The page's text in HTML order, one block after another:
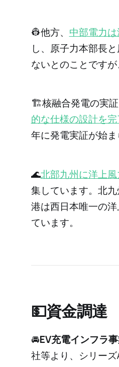
👷他方、 中部電力
し、原子力本部長
ないとのことです
🏗️核融合発電の実証
的な仕様の設計を
年に発電実証が始ま
🌊北部九州に洋上
集しています。北
港は西日本唯一の
ています。
💵資金調達
🚘️EV充電インフラ
社等より、シリーズ